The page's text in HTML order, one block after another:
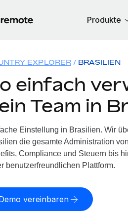
Produkte
EXPLORER BRASILIEN
einfach
Team in
Einstellung in Brasilien. Wir
die gesamte Administration
Compliance und Steuern bis
benutzerfreundlichen Plattform.
vereinbaren